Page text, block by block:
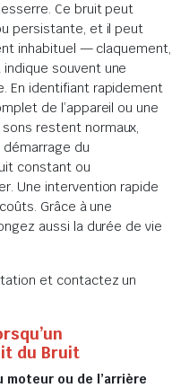
Ce bruit peut
persistante, et il peut
inhabituel — claquement,
souvent une
En identifiant rapidement
de l’appareil ou une
restent normaux,
du
constant ou
Une intervention rapide
Grâce à une
aussi la durée de vie
et contactez un
du Bruit
moteur ou de l’arrière